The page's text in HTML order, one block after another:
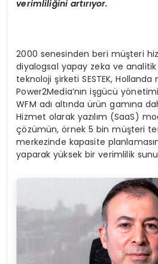
verimliliğini artırıyor.
2000 senesinden beri müşteri
diyalogsal yapay zeka ve
teknoloji şirketi SESTEK, Hollanda
Power2Media’nın işgücü
WFM adı altında ürün gamına
Hizmet olarak yazılım (SaaS)
çözümün, örnek 5 bin müşteri
merkezinde kapasite
yaparak yüksek bir verimlilik